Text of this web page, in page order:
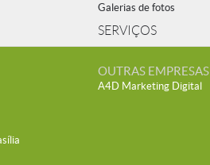
Galerias de fotos
SERVIÇOS
OUTRAS EMPRESAS
A4D Marketing Digital